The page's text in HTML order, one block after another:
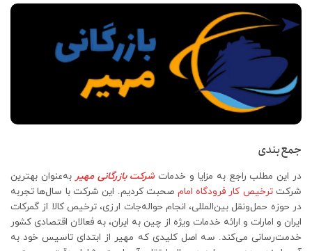
جمع‌بندی
در این مطلب راجع به مزایا و خدماتشرکت بازرگانی مهیر به‌عنوان بهترین
شرکتترخیص کار فرودگاه امام صحبت کردیم. این شرکت با سال‌ها تجربه
در حوزه حمل‌ونقل بین‌المللی، انجام حواله‌جات ارزی، ترخیص کالا از گمرکات
ایران و امارات و ارائه خدمات ویژه از چین به ایران، به فعالان اقتصادی کشور
خدمت‌رسانی می‌کند. سه اصل کلیدی که مهیر از ابتدای تاسیس خود به